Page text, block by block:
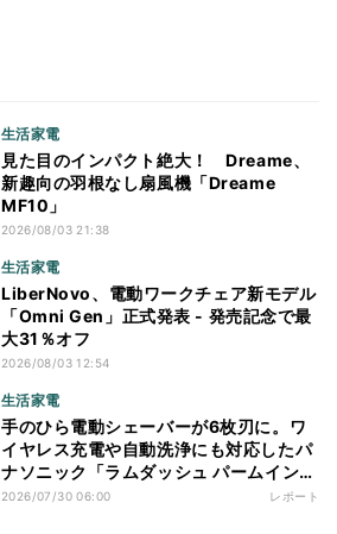
生活家電
見た目のインパクト絶大！ Dreame、
新趣向の羽根なし扇風機「Dreame
MF10」
2026/08/03 21:38
生活家電
LiberNovo、電動ワークチェア新モデル
「Omni Gen」正式発表 - 発売記念で最
大31％オフ
2026/08/03 12:54
生活家電
手のひら電動シェーバーが6枚刃に。ワ
イヤレス充電や自動洗浄にも対応したパ
ナソニック「ラムダッシュ パームイン
プロ」を体験
2026/07/30 06:00 レポート